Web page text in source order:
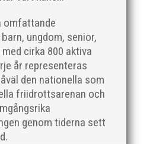
omfattande
ungdom, senior,
cirka 800 aktiva
år representeras
den nationella som
friidrottsarenan och
genom tiderna sett
då jag själv var aktiv, var
ledare som alltid var
en mängd olika projekt. Med
Bengt Bendéus,...